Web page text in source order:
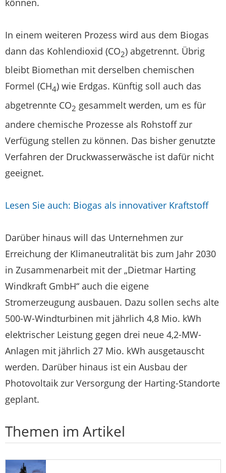
können.
In einem weiteren Prozess wird aus dem Biogas
dann das Kohlendioxid (CO2) abgetrennt. Übrig
bleibt Biomethan mit derselben chemischen
Formel (CH4) wie Erdgas. Künftig soll auch das
abgetrennte CO2 gesammelt werden, um es für
andere chemische Prozesse als Rohstoff zur
Verfügung stellen zu können. Das bisher genutzte
Verfahren der Druckwasserwäsche ist dafür nicht
geeignet.
Lesen Sie auch: Biogas als innovativer Kraftstoff
Darüber hinaus will das Unternehmen zur
Erreichung der Klimaneutralität bis zum Jahr 2030
in Zusammenarbeit mit der „Dietmar Harting
Windkraft GmbH“ auch die eigene
Stromerzeugung ausbauen. Dazu sollen sechs alte
500-W-Windturbinen mit jährlich 4,8 Mio. kWh
elektrischer Leistung gegen drei neue 4,2-MW-
Anlagen mit jährlich 27 Mio. kWh ausgetauscht
werden. Darüber hinaus ist ein Ausbau der
Photovoltaik zur Versorgung der Harting-Standorte
geplant.
Themen im Artikel